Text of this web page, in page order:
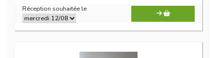
Réception souhaitée le